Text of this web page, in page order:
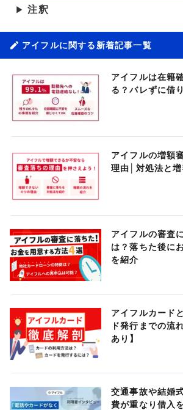
▶ 注釈
アイフルに関する新着記事一覧
アイフルは在籍
る？バレずに借
アイフルの増額
理由│対処法と
アイフルの審査
は？落ちた後に
を紹介
アイフルカード
ド発行までの流
あり】
交通事故や結婚
費が重なり借入